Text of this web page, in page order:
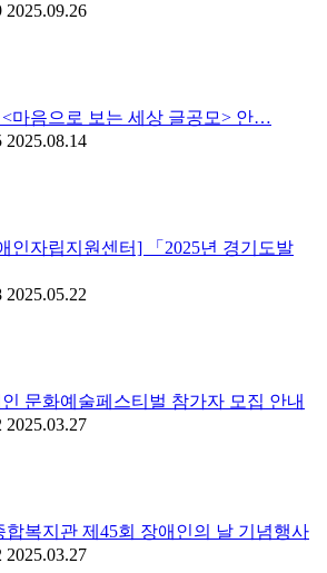
2025.09.26
<마음으로 보는 세상 글공모> 안…
2025.08.14
인자립지원센터] 「2025년 경기도발
2025.05.22
문화예술페스티벌 참가자 모집 안내
2025.03.27
합복지관 제45회 장애인의 날 기념행사
2025.03.27